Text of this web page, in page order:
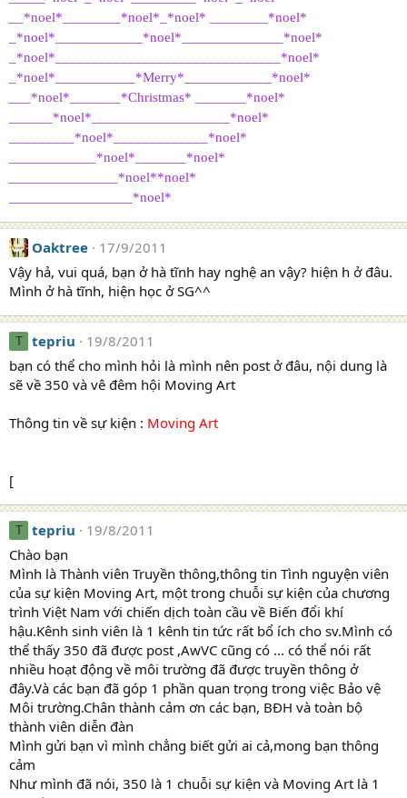
o
n
s
__*noel*________*noel*_*noel* ________*noel*
_*noel*____________*noel*______________*noel*
_*noel*_______________________________*noel*
_*noel*___________*Merry*____________*noel*
___*noel*_______*Christmas* _______*noel*
______*noel*___________________*noel*
_________*noel*_____________*noel*
____________*noel*_______*noel*
_______________*noel**noel*
_________________*noel*
Oaktree
17/9/2011
Vậy hả, vui quá, bạn ở hà tĩnh hay nghệ an vậy? hiện h ở đâu.
Mình ở hà tĩnh, hiện học ở SG^^
T tepriu
19/8/2011
bạn có thể cho mình hỏi là mình nên post ở đâu, nội dung là
sẽ về 350 và vê đêm hội Moving Art
Thông tin về sự kiện : Moving Art
[
T tepriu
19/8/2011
Chào bạn
Mình là Thành viên Truyền thông,thông tin Tình nguyện viên
của sự kiện Moving Art, một trong chuỗi sự kiện của chương
trình Việt Nam với chiến dịch toàn cầu về Biến đổi khí
hậu.Kênh sinh viên là 1 kênh tin tức rất bổ ích cho sv.Mình có
thể thấy 350 đã được post ,AwVC cũng có ... có thể nói rất
nhiều hoạt động về môi trường đã được truyền thông ở
đây.Và các bạn đã góp 1 phần quan trọng trong việc Bảo vệ
Môi trường.Chân thành cảm ơn các bạn, BĐH và toàn bộ
thành viên diễn đàn
Mình gửi bạn vì mình chẳng biết gửi ai cả,mong bạn thông
cảm
Như mình đã nói, 350 là 1 chuỗi sự kiện và Moving Art là 1